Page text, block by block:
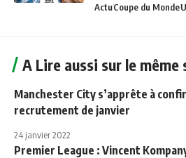
ActuCoupe du Monde
A Lire aussi sur le même
Manchester City s’apprête à
recrutement de janvier
24 janvier 2022
Premier League : Vincent